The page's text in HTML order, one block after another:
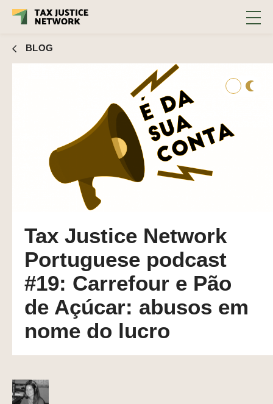
BLOG
Tax Justice Network
Portuguese podcast
#19: Carrefour e Pão
de Açúcar: abusos em
nome do lucro